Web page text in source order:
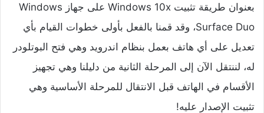
بعنوان طريقة تثبيت Windows 10x على جهاز Windows
Surface Duo، وقد قمنا بالفعل بأولى خطوات القيام بأي
تعديل على أي هاتف بعمل بنظام اندرويد وهي فتح البوتلودر
له، لننتقل الآن إلى المرحلة الثانية من دليلنا وهي تجهيز
الأقسام في الهاتف قبل الانتقال للمرحلة الأساسية وهي
تثبيت الإصدار عليه!